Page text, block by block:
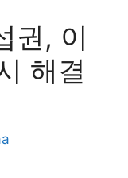
권, 이
해결